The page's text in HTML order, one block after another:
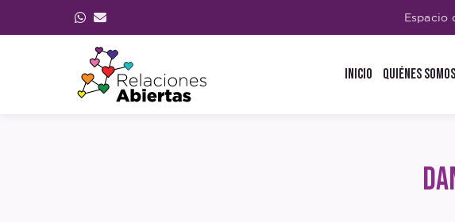
Espacio
Inicio Quiénes